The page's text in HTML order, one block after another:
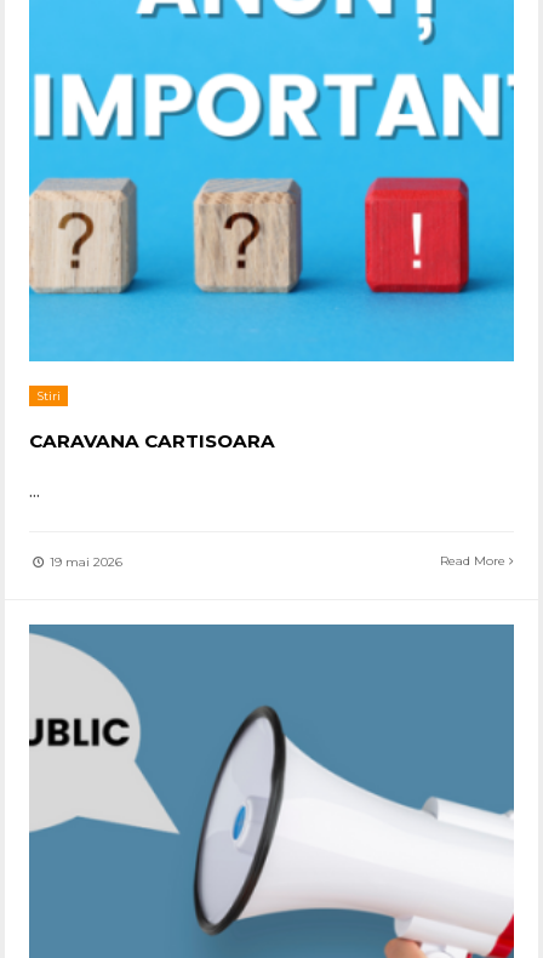
Stiri
CARAVANA CARTISOARA
...
19 mai 2026 Read More